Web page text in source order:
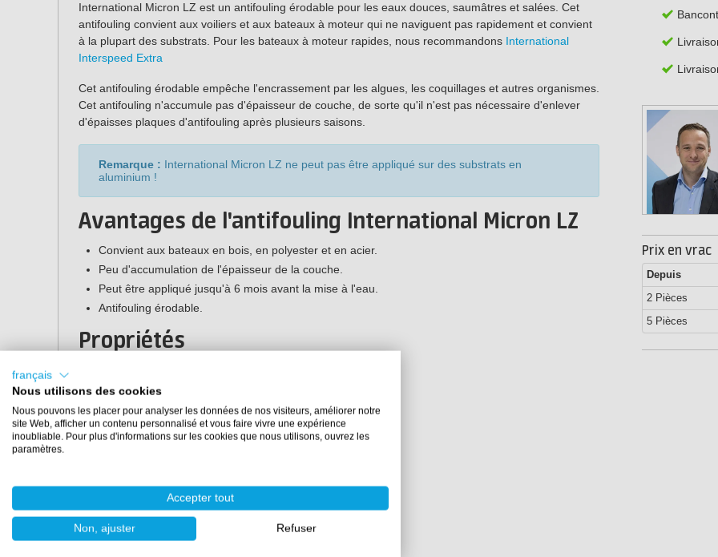
International Micron LZ est un antifouling érodable pour les eaux douces, saumâtres et salées. Cet
antifouling convient aux voiliers et aux bateaux à moteur qui ne naviguent pas rapidement et convient
à la plupart des substrats. Pour les bateaux à moteur rapides, nous recommandons International
Interspeed Extra
Cet antifouling érodable empêche l'encrassement par les algues, les coquillages et autres organismes.
Cet antifouling n'accumule pas d'épaisseur de couche, de sorte qu'il n'est pas nécessaire d'enlever
d'épaisses plaques d'antifouling après plusieurs saisons.
Remarque : International Micron LZ ne peut pas être appliqué sur des substrats en
aluminium !
Avantages de l'antifouling International Micron LZ
Convient aux bateaux en bois, en polyester et en acier.
Peu d'accumulation de l'épaisseur de la couche.
Peut être appliqué jusqu'à 6 mois avant la mise à l'eau.
Antifouling érodable.
Propriétés
Conditionnement :
Adapté à :
bateaux jusqu'à 25 nœuds (46 km/h)
Couleur :blanc cassé, marine, rouge et noir
Aspect :mat
Sec au toucher :30 minutes (à 23°C)
Temps de séchage avant mise à l'eau :
Durée de conservation :
Prix en vrac
Depuis
2 Pièces
5 Pièces
français
Nous utilisons des cookies
Nous pouvons les placer pour analyser les données de nos visiteurs, améliorer notre
site Web, afficher un contenu personnalisé et vous faire vivre une expérience
inoubliable. Pour plus d'informations sur les cookies que nous utilisons, ouvrez les
paramètres.
Accepter tout
Non, ajuster Refuser